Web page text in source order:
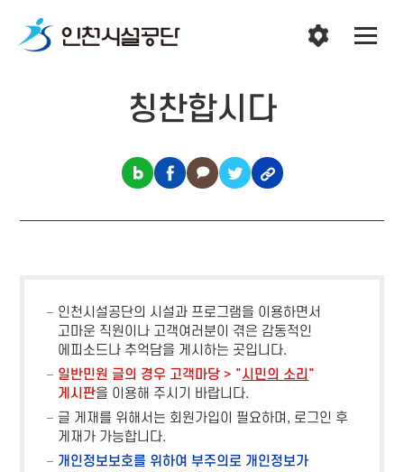
칭찬합시다
인천시설공단의 시설과 프로그램을 이용하면서
고마운 직원이나 고객여러분이 겪은 감동적인
에피소드나 추억담을 게시하는 곳입니다.
일반민원 글의 경우 고객마당 > "시민의 소리 "
게시판을 이용해 주시기 바랍니다.
글 게재를 위해서는 회원가입이 필요하며, 로그인 후
게재가 가능합니다.
개인정보보호를 위하여 부주의로 개인정보가